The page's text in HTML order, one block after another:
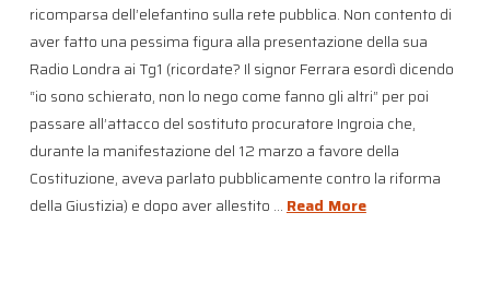
ricomparsa dell’elefantino sulla rete pubblica. Non contento di
aver fatto una pessima figura alla presentazione della sua
Radio Londra ai Tg1 (ricordate? Il signor Ferrara esordì dicendo
“io sono schierato, non lo nego come fanno gli altri” per poi
passare all’attacco del sostituto procuratore Ingroia che,
durante la manifestazione del 12 marzo a favore della
Costituzione, aveva parlato pubblicamente contro la riforma
della Giustizia) e dopo aver allestito … Read More